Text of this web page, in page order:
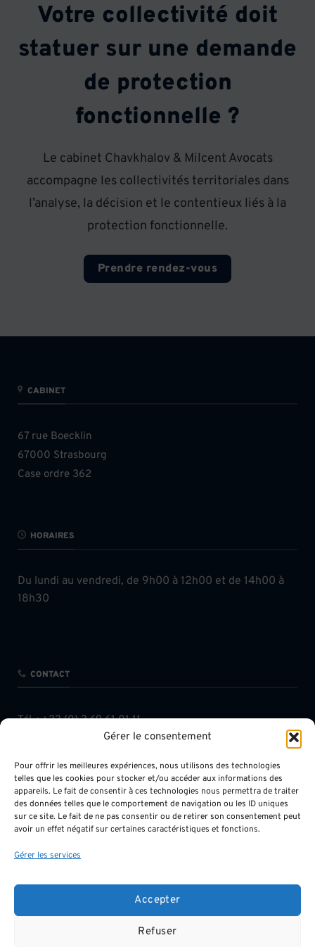
Gérer le consentement
Pour offrir les meilleures expériences, nous utilisons des technologies
telles que les cookies pour stocker et/ou accéder aux informations des
appareils. Le fait de consentir à ces technologies nous permettra de traiter
des données telles que le comportement de navigation ou les ID uniques
sur ce site. Le fait de ne pas consentir ou de retirer son consentement peut
avoir un effet négatif sur certaines caractéristiques et fonctions.
Gérer les services
Accepter
Refuser
Votre collectivité doit
statuer sur une demande
de protection
fonctionnelle ?
Le cabinet Chavkhalov & Milcent Avocats
accompagne les collectivités territoriales dans
l’analyse, la décision et le contentieux liés à la
protection fonctionnelle.
Prendre rendez-vous
CABINET
67 rue Boecklin
67000 Strasbourg
Case ordre 362
HORAIRES
Du lundi au vendredi, de 9h00 à 12h00 et de 14h00 à
18h30
CONTACT
Tél. :+33 (0) 3 69 61 01 11
Fax : +33 (0) 3 68 38 10 06
Protection des données